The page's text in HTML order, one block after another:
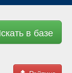
в базе